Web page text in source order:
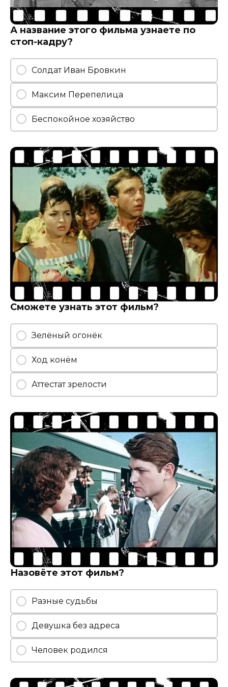
А название этого фильма узнаете по
стоп-кадру?
Солдат Иван Бровкин
Максим Перепелица
Беспокойное хозяйство
Сможете узнать этот фильм?
Зелёный огонёк
Ход конём
Аттестат зрелости
Назовёте этот фильм?
Разные судьбы
Девушка без адреса
Человек родился